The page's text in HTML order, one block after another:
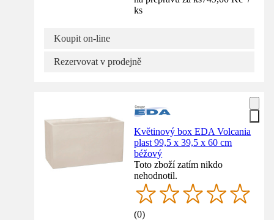
ks
Koupit on-line
Rezervovat v prodejně
Květinový box EDA Volcania
plast 99,5 x 39,5 x 60 cm
béžový
Toto zboží zatím nikdo
nehodnotil.
(0)